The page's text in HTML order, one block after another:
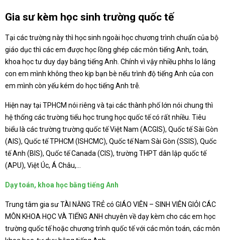
Gia sư kèm học sinh trường quốc tế
Tại các trường này thì học sinh ngoài học chương trình chuẩn của bộ
giáo dục thì các em được học lồng ghép các môn tiếng Anh, toán,
khoa học tư duy dạy bằng tiếng Anh. Chính vì vậy nhiều phhs lo lắng
con em mình không theo kịp bạn bè nếu trình độ tiếng Anh của con
em mình còn yếu kém do học tiếng Anh trễ.
Hiện nay tại TPHCM nói riêng và tại các thành phố lớn nói chung thì
hệ thống các trường tiểu học trung học quốc tế có rất nhiều. Tiêu
biểu là các trường trường quốc tế Việt Nam (ACGIS), Quốc tế Sài Gòn
(AIS), Quốc tế TPHCM (ISHCMC), Quốc tế Nam Sài Gòn (SSIS), Quốc
tế Anh (BIS), Quốc tế Canada (CIS), trường THPT dân lập quốc tế
(APU), Việt Úc, Á Châu,…
Dạy toán, khoa học bằng tiếng Anh
Trung tâm gia sư TÀI NĂNG TRẺ có GIÁO VIÊN – SINH VIÊN GIỎI CÁC
MÔN KHOA HỌC VÀ TIẾNG ANH chuyên về dạy kèm cho các em học
trường quốc tế hoặc chương trình quốc tế với các môn toán, các môn